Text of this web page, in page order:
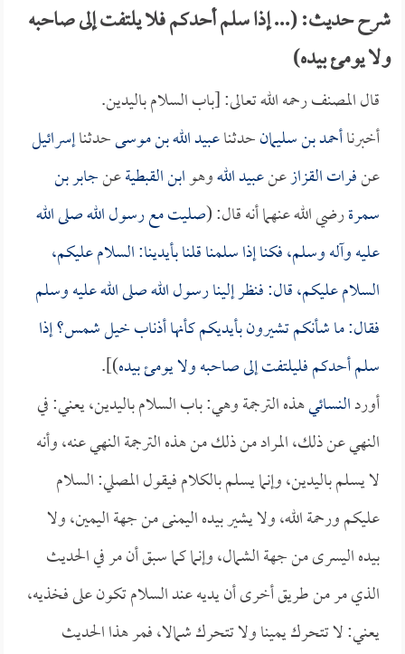
شرح حديث: (... إذا سلم أحدكم فلا يلتفت إلى صاحبه
ولا يومئ بيده)
قال المصنف رحمه الله تعالى: [باب السلام باليدين.
أخبرناأحمد بن سليمانحدثناعبيد الله بن موسىحدثناإسرائيل
عنفرات القزازعنعبيد اللهوهوابن القبطيةعنجابر بن
سمرةرضي الله عنهما أنه قال: (صليت مع رسول الله صلى الله
عليه وآله وسلم، فكنا إذا سلمنا قلنا بأيدينا: السلام عليكم،
السلام عليكم، قال: فنظر إلينا رسول الله صلى الله عليه وسلم
فقال: ما شأنكم تشيرون بأيديكم كأنها أذناب خيل شمس؟ إذا
سلم أحدكم فليلتفت إلى صاحبه ولا يومئ بيده)].
أوردالنسائيهذه الترجمة وهي: باب السلام باليدين، يعني: في
النهي عن ذلك، المراد من ذلك من هذه الترجمة النهي عنه، وأنه
لا يسلم باليدين، وإنما يسلم بالكلام فيقول المصلي: السلام
عليكم ورحمة الله، ولا يشير بيده اليمنى من جهة اليمين، ولا
بيده اليسرى من جهة الشمال، وإنما كما سبق أن مر في الحديث
الذي مر من طريق أخرى أن يديه عند السلام تكون على فخذيه،
يعني: لا تتحرك يمينا ولا تتحرك شمالا، فمر هذا الحديث